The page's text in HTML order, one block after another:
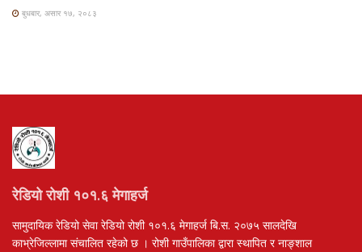
बुधबार, असार १७, २०८३
रेडियो रोशी १०१.६ मेगाहर्ज
सामुदायिक रेडियो सेवा रेडियो रोशी १०१.६ मेगाहर्ज बि.स. २०७५ सालदेखि
काभ्रेजिल्लामा संचालित रहेको छ । रोशी गाउँपालिका द्वारा स्थापित र नाङ्शाल